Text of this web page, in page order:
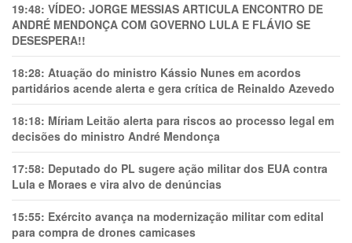
19:48: VÍDEO: JORGE MESSIAS ARTICULA ENCONTRO DE
ANDRÉ MENDONÇA COM GOVERNO LULA E FLÁVIO SE
DESESPERA!!
18:28: Atuação do ministro Kássio Nunes em acordos
partidários acende alerta e gera crítica de Reinaldo Azevedo
18:18: Míriam Leitão alerta para riscos ao processo legal em
decisões do ministro André Mendonça
17:58: Deputado do PL sugere ação militar dos EUA contra
Lula e Moraes e vira alvo de denúncias
15:55: Exército avança na modernização militar com edital
para compra de drones camicases